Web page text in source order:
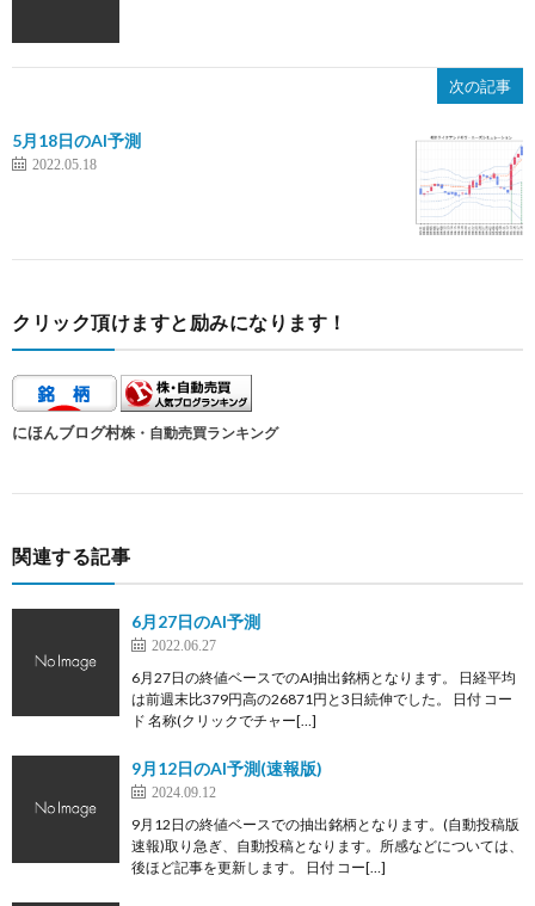
次の記事
5月18日のAI予測
2022.05.18
クリック頂けますと励みになります！
にほんブログ村株・自動売買ランキング
関連する記事
6月27日のAI予測
2022.06.27
6月27日の終値ベースでのAI抽出銘柄となります。 日経平均
は前週末比379円高の26871円と3日続伸でした。 日付 コー
ド 名称(クリックでチャー[…]
9月12日のAI予測(速報版)
2024.09.12
9月12日の終値ベースでの抽出銘柄となります。(自動投稿版
速報)取り急ぎ、自動投稿となります。所感などについては、
後ほど記事を更新します。 日付 コー[…]